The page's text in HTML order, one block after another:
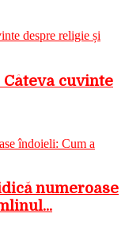
Câteva cuvinte
numeroase